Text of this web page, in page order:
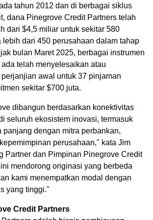
tahun 2012 dan di berbagai siklus
dana Pinegrove Credit Partners telah
dari $4,5 miliar untuk sekitar 580
lebih dari 450 perusahaan dalam tahap
bulan Maret 2025, berbagai instrumen
telah menyelesaikan atau
awal untuk 37 pinjaman
sekitar $700 juta.
dibangun berdasarkan konektivitas
seluruh ekosistem inovasi, termasuk
panjang dengan mitra perbankan,
perusahaan," kata Jim
Partner dan Pimpinan Pinegrove Credit
mendorong originasi yang berbeda
kami menempatkan modal dengan
yang tinggi."
Credit Partners